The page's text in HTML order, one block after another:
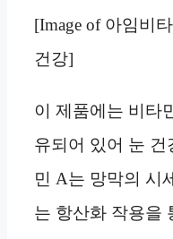
[Image of 아임비
건강]
이 제품에는 비타
유되어 있어 눈
민 A는 망막의 시
는 항산화 작용을